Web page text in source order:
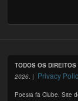
TODOS OS
2026. | Privacy
Poesia fã Clube. Site